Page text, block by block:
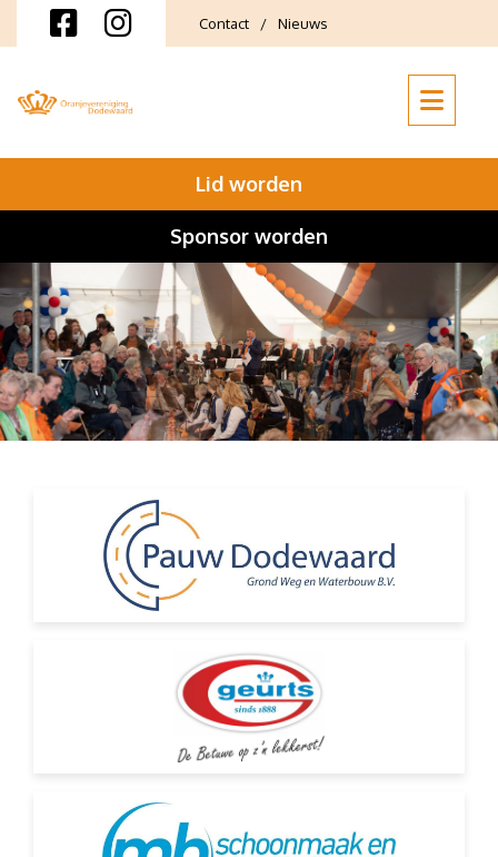
Contact Nieuws
Lid worden
Sponsor worden